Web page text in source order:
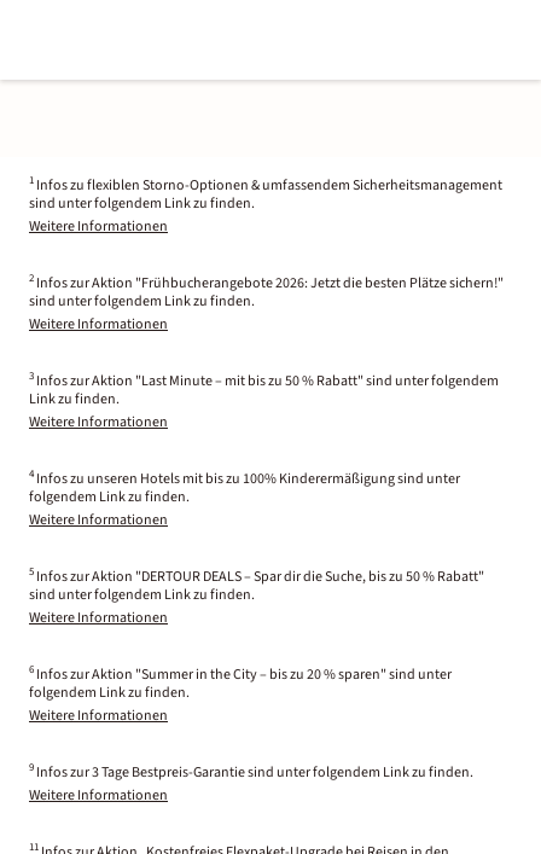
1 Infos zu flexiblen Storno-Optionen & umfassendem Sicherheitsmanagement
sind unter folgendem Link zu finden.
Weitere Informationen
2 Infos zur Aktion "Frühbucherangebote 2026: Jetzt die besten Plätze sichern!"
sind unter folgendem Link zu finden.
Weitere Informationen
3 Infos zur Aktion "Last Minute – mit bis zu 50 % Rabatt" sind unter folgendem
Link zu finden.
Weitere Informationen
4 Infos zu unseren Hotels mit bis zu 100% Kinderermäßigung sind unter
folgendem Link zu finden.
Weitere Informationen
5 Infos zur Aktion "DERTOUR DEALS – Spar dir die Suche, bis zu 50 % Rabatt"
sind unter folgendem Link zu finden.
Weitere Informationen
6 Infos zur Aktion "Summer in the City – bis zu 20 % sparen" sind unter
folgendem Link zu finden.
Weitere Informationen
9 Infos zur 3 Tage Bestpreis-Garantie sind unter folgendem Link zu finden.
Weitere Informationen
11